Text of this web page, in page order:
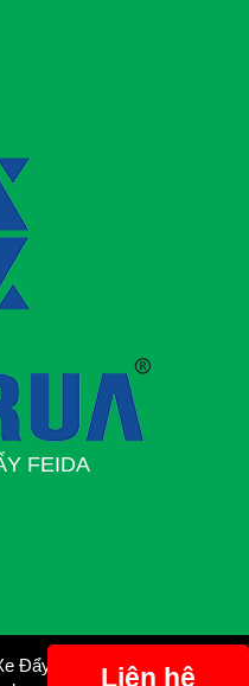
Liên hệ
FEIDA
Đẩy FEIDA. All rights